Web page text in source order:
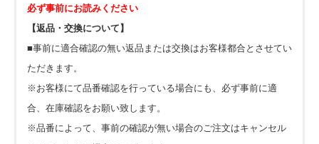
必ず事前にお読みください
【返品・交換について】
■事前に適合確認の無い返品または交換はお客様都合とさせてい
ただきます。
※お客様にて品番確認を行っている場合にも、必ず事前に適
合、在庫確認をお願い致します。
※品番によって、事前の確認が無い場合のご注文はキャンセル